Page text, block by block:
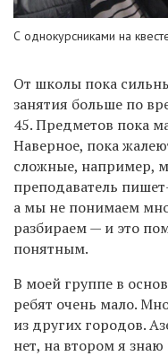
С однокурсниками на
От школы пока
занятия больше по
45. Предметов пока
Наверное, пока
сложные, например,
преподаватель
а мы не понимаем
разбираем — и это
понятным.
В моей группе в
ребят очень мало.
из других городов.
нет, на втором я знаю